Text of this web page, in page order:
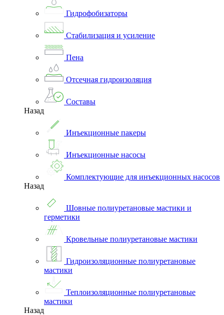
Гидрофобизаторы
Стабилизация и усиление
Пена
Отсечная гидроизоляция
Составы
Назад
Инъекционные пакеры
Инъекционные насосы
Комплектующие для инъекционных насосов
Назад
Шовные полиуретановые мастики и
герметики
Кровельные полиуретановые мастики
Гидроизоляционные полиуретановые
мастики
Теплоизоляционные полиуретановые
мастики
Назад